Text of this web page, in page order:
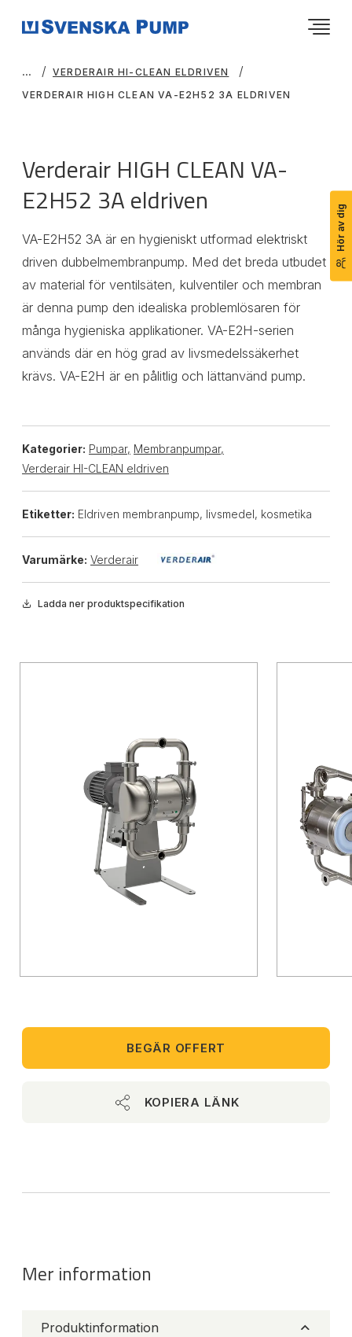
Hör av dig
VERDERAIR HI-CLEAN ELDRIVEN
VERDERAIR HIGH CLEAN VA-E2H52 3A ELDRIVEN
Verderair HIGH CLEAN VA-
E2H52 3A eldriven
VA-E2H52 3A är en hygieniskt utformad elektriskt
driven dubbelmembranpump. Med det breda utbudet
av material för ventilsäten, kulventiler och membran
är denna pump den idealiska problemlösaren för
många hygieniska applikationer. VA-E2H-serien
används där en hög grad av livsmedelssäkerhet
krävs. VA-E2H är en pålitlig och lättanvänd pump.
Kategorier: Pumpar, Membranpumpar,
Verderair HI-CLEAN eldriven
Etiketter: Eldriven membranpump, livsmedel, kosmetika
Varumärke: Verderair
Ladda ner produktspecifikation
BEGÄR OFFERT
KOPIERA LÄNK
Mer information
Produktinformation